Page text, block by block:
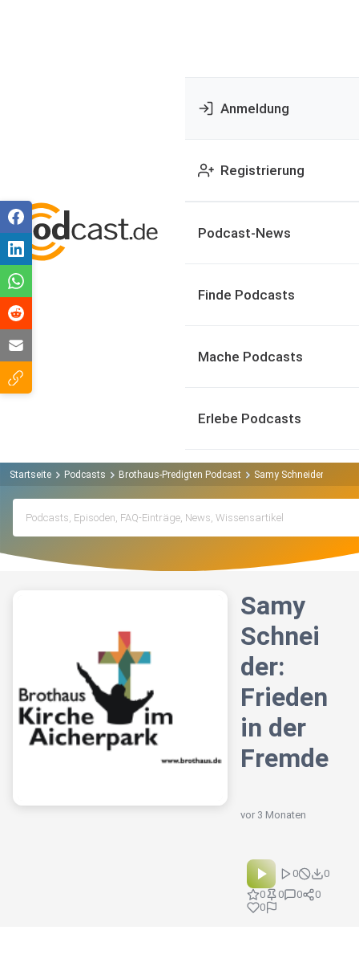
Anmeldung
Registrierung
Podcast-News
Finde Podcasts
Mache Podcasts
Erlebe Podcasts
Startseite Podcasts Brothaus-Predigten Podcast Samy Schneider:
Samy
Schnei
der:
Frieden
in der
Fremde
vor 3 Monaten
0
0
0
0 0
0
0